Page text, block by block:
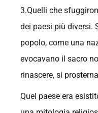
3.Quelli che
dei paesi più diversi.
popolo, come una
evocavano il sacro
rinascere, si
Quel paese era